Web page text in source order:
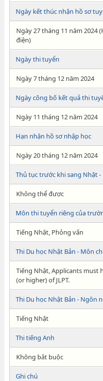
Ngày kết thúc nhận hồ sơ
Ngày 27 tháng 11 năm 2024
điện)
Ngày thi tuyển
Ngày 7 tháng 12 năm 2024
Ngày công bố kết quả thi
Ngày 11 tháng 12 năm 2024
Hạn nhận hồ sơ nhập học
Ngày 20 tháng 12 năm 2024
Thủ tục trước khi sang Nhật
Không thể được
Môn thi tuyển riêng của
Tiếng Nhật, Phỏng vấn
Thi Du học Nhật Bản - Môn
Tiếng Nhật, Applicants must
(or higher) of JLPT.
Thi Du học Nhật Bản - Ngôn
Tiếng Nhật
Thi tiếng Anh
Không bắt buộc
Ghi chú